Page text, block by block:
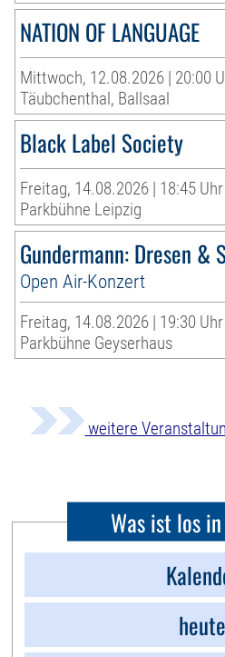
NATION OF LANGUAGE
Mittwoch, 12.08.2026 | 20:00
Täubchenthal, Ballsaal
Black Label Society
Freitag, 14.08.2026 | 18:45 Uhr
Parkbühne Leipzig
Gundermann: Dresen &
Open Air-Konzert
Freitag, 14.08.2026 | 19:30 Uhr
Parkbühne Geyserhaus
weitere
Was ist los
heute